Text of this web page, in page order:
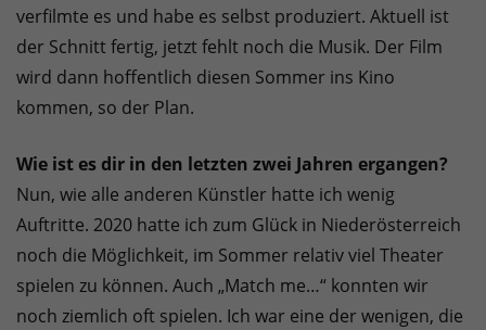
verfilmte es und habe es selbst produziert. Aktuell ist
der Schnitt fertig, jetzt fehlt noch die Musik. Der Film
wird dann hoffentlich diesen Sommer ins Kino
kommen, so der Plan.
Wie ist es dir in den letzten zwei Jahren ergangen?
Nun, wie alle anderen Künstler hatte ich wenig
Auftritte. 2020 hatte ich zum Glück in Niederösterreich
noch die Möglichkeit, im Sommer relativ viel Theater
spielen zu können. Auch „Match me…“ konnten wir
noch ziemlich oft spielen. Ich war eine der wenigen, die